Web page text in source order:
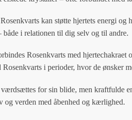
kan støtte hjertets energi
både i relationen til dig selv og til andre.
Rosenkvarts med
Rosenkvarts i perioder, hvor de ønsker
for sin blide, men kraftfulde
og verden med åbenhed og kærlighed.